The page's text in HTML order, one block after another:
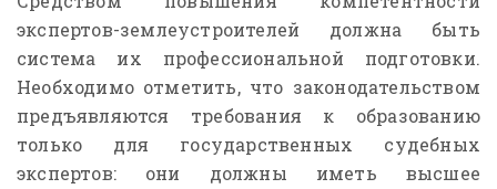
экспертов-землеустроителей должна быть
система их профессиональной подготовки.
Необходимо отметить, что законодательством
предъявляются требования к образованию
только для государственных судебных
экспертов: они должны иметь высшее